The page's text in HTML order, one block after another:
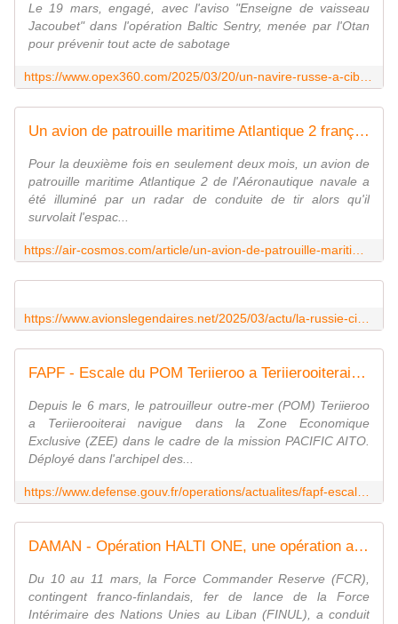
Le 19 mars, engagé, avec l'aviso "Enseigne de vaisseau
Jacoubet" dans l'opération Baltic Sentry, menée par l'Otan
pour prévenir tout acte de sabotage
Un avion de patrouille maritime Atlantique 2 français à nouveau ciblé par les Russes en mer Baltique
Pour la deuxième fois en seulement deux mois, un avion de
patrouille maritime Atlantique 2 de l'Aéronautique navale a
été illuminé par un radar de conduite de tir alors qu'il
survolait l'espac...
FAPF - Escale du POM Teriieroo a Teriierooiterai à Tubaï
Depuis le 6 mars, le patrouilleur outre-mer (POM) Teriieroo
a Teriierooiterai navigue dans la Zone Economique
Exclusive (ZEE) dans le cadre de la mission PACIFIC AITO.
Déployé dans l'archipel des...
DAMAN - Opération HALTI ONE, une opération avec des effets stabilisateurs
Du 10 au 11 mars, la Force Commander Reserve (FCR),
contingent franco-finlandais, fer de lance de la Force
Intérimaire des Nations Unies au Liban (FINUL), a conduit